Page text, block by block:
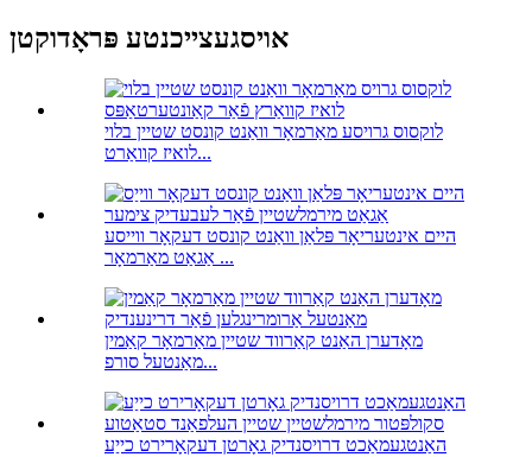
אויסגעצייכנטע פּראָדוקטן
לוקסוס גרויסע מאַרמאָר וואַנט קונסט שטיין בלוי
לואיז קוואַרט...
היים אינטעריאָר פּלאַן וואַנט קונסט דעקאָר ווייסע
אַגאַט מאַרמאָר ...
מאָדערן האַנט קאַרווד שטיין מאַרמאָר קאַמין
מאַנטעל סורפ...
האַנטגעמאַכט דרויסנדיק גאָרטן דעקאָרירט כייַע